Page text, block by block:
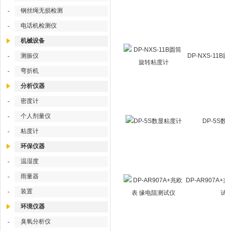
- 钢丝绳无损检测
- 电话机检测仪
机械设备
- 测振仪
- 弯折机
分析仪器
- 密度计
- 个人剂量仪
- 粘度计
环保仪器
- 温湿度
- 雨量器
- 装置
环境仪器
- 臭氧分析仪
DP-NXS-
DP-5S
DP-AR907A+